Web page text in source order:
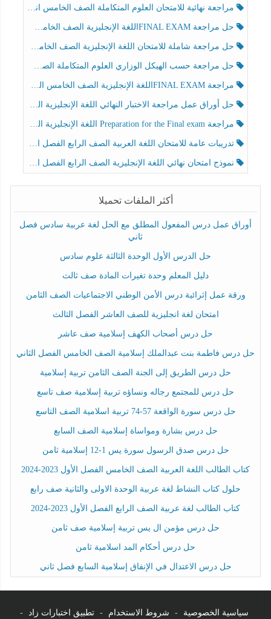
مراجعة نهائية للامتحان العلوم المتكاملة الصف الخامس انسبير الفصل الثالث
حل مراجعة FINAL EXAMاللغة الإنجليزية الصف الخامس الفصل الثالث
حل مراجعة شاملة للامتحان اللغة الإنجليزية الصف الخامس الفصل الثالث
حل مراجعة حسب الهيكل الوزاري العلوم المتكاملة الصف الخامس عام الفصل الثالث
مراجعة FINAL EXAMاللغة الإنجليزية الصف الخامس الفصل الثالث
حل أوراق عمل مراجعة الاختبار النهائي اللغة الإنجليزية الصف الرابع الفصل الثالث
مراجعة Preparation for the Final exam اللغة الإنجليزية الصف الرابع الفصل الثالث
تدريبات عامة للامتحان اللغة العربية الصف الرابع الفصل الثالث
نموذج امتحان نهائي اللغة الإنجليزية الصف الرابع الفصل الثالث
أكثر الملفات تحميلا
أوراق عمل درس المفعول المطلق مع الحل لغة عربية سادس فصل
ثاني
حل الدرس الأول الوحدة الثالثة علوم سادس
دليل المعلم وحدة تغيرات المادة صف ثالث
ورقة عمل إثرائية درس الأمن الوطني الاجتماعيات الصف الثامن
امتحان لغة انجليزية للصف العاشر الفصل الثالث
حل درس أصحاب الكهف إسلامية صف عاشر
حل درس فاطمة بنت عبدالملك إسلامية الصف الخامس الفصل الثاني
حل درس الطريق إلى الجنة الصف الثامن تربية إسلامية
حل درس للمجتمع رجاله ونساؤه تربية إسلامية صف تاسع
حل درس سورة الواقعة 57-74 تربية اسلامية الصف التاسع
حل درس بشارة ومواساة إسلامية الصف السابع
حل درس صدق الرسول سورة يس 1-12 إسلامية ثامن
كتاب الطالب اللغة العربية الصف الخامس الفصل الأول 2023-2024
حلول كتاب النشاط لغة عربية الوحدة الاولى والثانية صف رابع
كتاب الطالب لغة عربية الصف الرابع الفصل الأول 2023-2024
حل درس مؤمن ال يس تربية إسلامية صف ثامن
حل درس أحكام المد اسلامية ثامن
حل درس الاعتدال في الإنفاق إسلامية السابع فصل ثاني
سياسية الخصوصية - شروط الاستخدام - تطبيق اختبارات زاد -